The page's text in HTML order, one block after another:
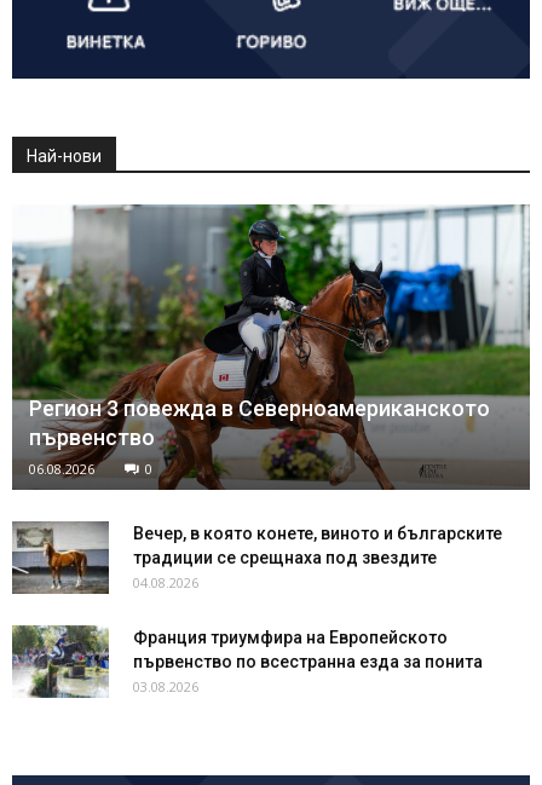
Най-нови
Регион 3 повежда в Северноамериканското
първенство
06.08.2026 0
Вечер, в която конете, виното и българските
традиции се срещнаха под звездите
04.08.2026
Франция триумфира на Европейското
първенство по всестранна езда за понита
03.08.2026